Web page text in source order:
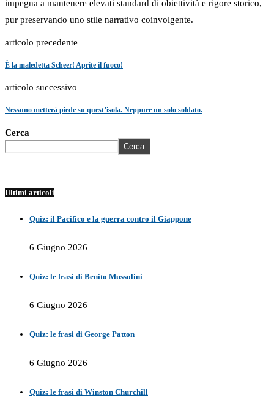
impegna a mantenere elevati standard di obiettività e rigore storico,
pur preservando uno stile narrativo coinvolgente.
articolo precedente
È la maledetta Scheer! Aprite il fuoco!
articolo successivo
Nessuno metterà piede su quest’isola. Neppure un solo soldato.
Cerca
Cerca
Ultimi articoli
Quiz: il Pacifico e la guerra contro il Giappone
6 Giugno 2026
Quiz: le frasi di Benito Mussolini
6 Giugno 2026
Quiz: le frasi di George Patton
6 Giugno 2026
Quiz: le frasi di Winston Churchill